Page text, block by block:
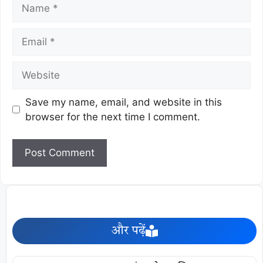
Save my name, email, and website in this
browser for the next time I comment.
और पढ़ें